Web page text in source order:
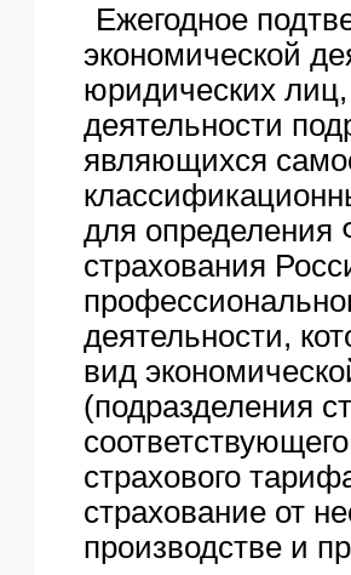
Ежегодное
экономической
юридических
деятельности
являющихся
для определения
страхования
деятельности,
вид
(подразделения
страхового
страхование от
производстве и